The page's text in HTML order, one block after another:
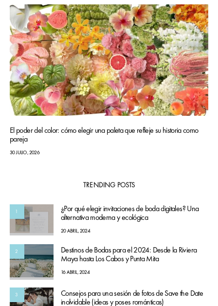
El poder del color: cómo elegir una paleta que refleje su historia como
pareja
30 JULIO, 2026
TRENDING POSTS
1
¿Por qué elegir invitaciones de boda digitales? Una
alternativa moderna y ecológica
20 ABRIL, 2024
2
Destinos de Bodas para el 2024: Desde la Riviera
Maya hasta Los Cabos y Punta Mita
16 ABRIL, 2024
3
Consejos para una sesión de fotos de Save the Date
inolvidable (ideas y poses románticas)